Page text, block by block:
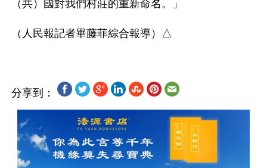
（共）國對我們村莊的重新命名。」
分享到：